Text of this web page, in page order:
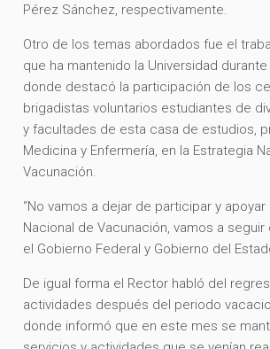
Pérez Sánchez, respectivamente.
Otro de los temas abordados fue el
que ha mantenido la Universidad
donde destacó la participación de los
brigadistas voluntarios estudiantes de
y facultades de esta casa de estudios,
Medicina y Enfermería, en la Estrategia
Vacunación.
“No vamos a dejar de participar y apoyar
Nacional de Vacunación, vamos a
el Gobierno Federal y Gobierno del
De igual forma el Rector habló del
actividades después del periodo
donde informó que en este mes se